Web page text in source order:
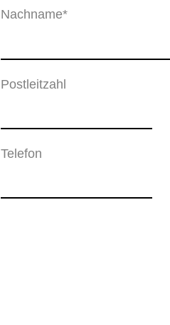
Nachname*
Postleitzahl
Telefon